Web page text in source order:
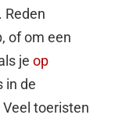
Reden
of om een
je op
in de
toeristen